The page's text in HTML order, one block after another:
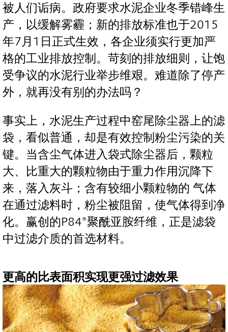
被人们诟病。政府要求水泥企业冬季错峰生
产，以缓解雾霾；新的排放标准也于2015
年7月1日正式生效，各企业须实行更加严
格的工业排放控制。苛刻的排放细则，让饱
受争议的水泥行业举步维艰。难道除了停产
外，就再没有别的办法吗？
事实上，水泥生产过程中窑尾除尘器上的滤
袋，看似普通，却是有效控制粉尘污染的关
键。当含尘气体进入袋式除尘器后，颗粒
大、比重大的颗粒物由于重力作用沉降下
来，落入灰斗；含有较细小颗粒物的 气体
在通过滤料时，粉尘被阻留，使气体得到净
化。赢创的P84®聚酰亚胺纤维，正是滤袋
中过滤介质的首选材料。
更高的比表面积实现更强过滤效果